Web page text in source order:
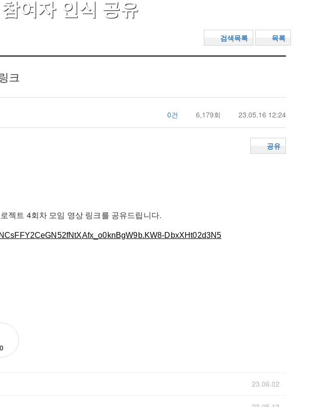
여자 인식 공유
검색목록 목록
크
0건 6,179회 23.05.16 12:24
공유
젝트 4회차 모임 영상 링크를 공유드립니다.
DbxXHt02d3N5
0
23.06.02